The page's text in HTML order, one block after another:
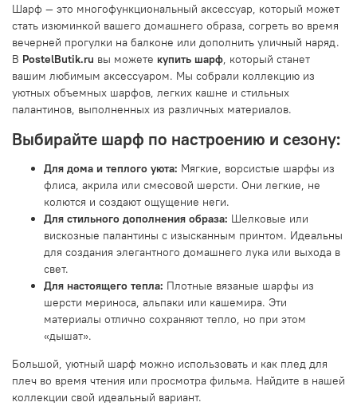
Шарф — это многофункциональный аксессуар, который может
стать изюминкой вашего домашнего образа, согреть во время
вечерней прогулки на балконе или дополнить уличный наряд.
В PostelButik.ru вы можете купить шарф, который станет
вашим любимым аксессуаром. Мы собрали коллекцию из
уютных объемных шарфов, легких кашне и стильных
палантинов, выполненных из различных материалов.
Выбирайте шарф по настроению и сезону:
Для дома и теплого уюта: Мягкие, ворсистые шарфы из
флиса, акрила или смесовой шерсти. Они легкие, не
колются и создают ощущение неги.
Для стильного дополнения образа: Шелковые или
вискозные палантины с изысканным принтом. Идеальны
для создания элегантного домашнего лука или выхода в
свет.
Для настоящего тепла: Плотные вязаные шарфы из
шерсти мериноса, альпаки или кашемира. Эти
материалы отлично сохраняют тепло, но при этом
«дышат».
Большой, уютный шарф можно использовать и как плед для
плеч во время чтения или просмотра фильма. Найдите в нашей
коллекции свой идеальный вариант.